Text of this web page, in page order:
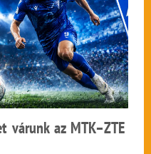
várunk az MTK–ZTE